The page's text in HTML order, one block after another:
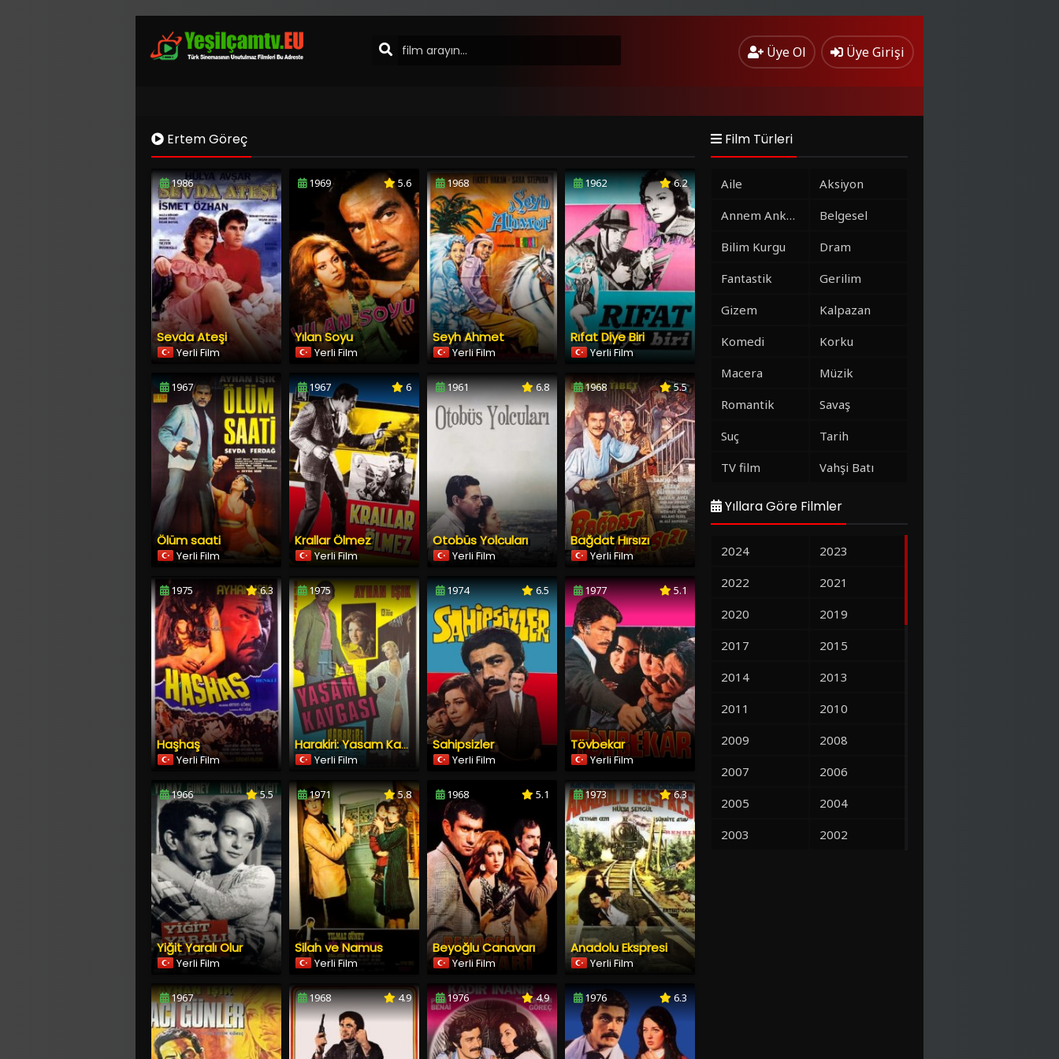
Üye Ol Üye Girişi
Ertem Göreç
1986
Sevda Ateşi
Yerli Film
1969 5.6
Yılan Soyu
Yerli Film
1968
Seyh Ahmet
Yerli Film
1962 6.2
Rıfat Diye Biri
Yerli Film
1967
Ölüm saati
Yerli Film
1967 6
Krallar Ölmez
Yerli Film
1961 6.8
Otobüs Yolcuları
Yerli Film
1968 5.5
Bağdat Hırsızı
Yerli Film
1975 6.3
Haşhaş
Yerli Film
1975
Harakiri: Yasam Kavgasi
Yerli Film
1974 6.5
Sahipsizler
Yerli Film
1977 5.1
Tövbekar
Yerli Film
1966 5.5
Yiğit Yaralı Olur
Yerli Film
1971 5.8
Silah ve Namus
Yerli Film
1968 5.1
Beyoğlu Canavarı
Yerli Film
1973 6.3
Anadolu Ekspresi
Yerli Film
1967 1968 4.9 1976 4.9 1976 6.3
Film Türleri
Aile
Aksiyon
Annem Ankara
Belgesel
Bilim Kurgu
Dram
Fantastik
Gerilim
Gizem
Kalpazan
Komedi
Korku
Macera
Müzik
Romantik
Savaş
Suç
Tarih
TV film
Vahşi Batı
Yıllara Göre Filmler
2024
2023
2022
2021
2020
2019
2017
2015
2014
2013
2011
2010
2009
2008
2007
2006
2005
2004
2003
2002